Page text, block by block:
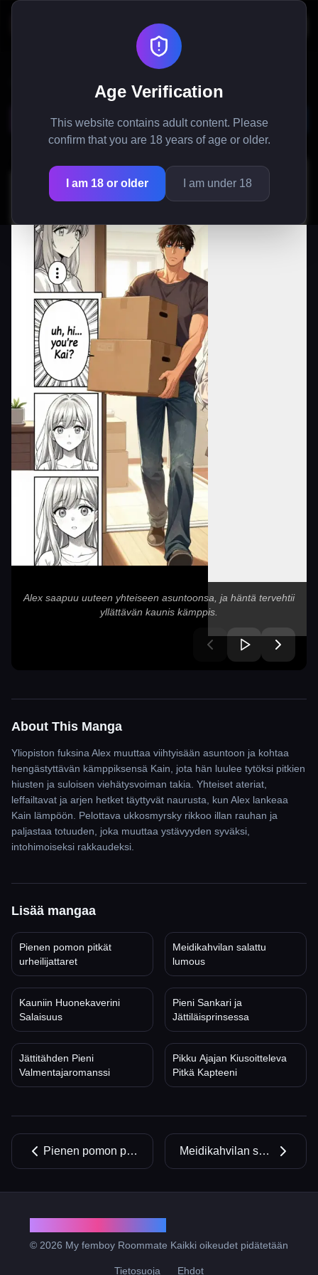
Age Verification
This website contains adult content. Please
confirm that you are 18 years of age or older.
I am 18 or older I am under 18
Kämppiksen Salainen Sydän
Alex saapuu uuteen yhteiseen asuntoonsa, ja häntä tervehtii
yllättävän kaunis kämppis.
About This Manga
Yliopiston fuksina Alex muuttaa viihtyisään asuntoon ja kohtaa
hengästyttävän kämppiksensä Kain, jota hän luulee tytöksi pitkien
hiusten ja suloisen viehätysvoiman takia. Yhteiset ateriat,
leffailtavat ja arjen hetket täyttyvät naurusta, kun Alex lankeaa
Kain lämpöön. Pelottava ukkosmyrsky rikkoo illan rauhan ja
paljastaa totuuden, joka muuttaa ystävyyden syväksi,
intohimoiseksi rakkaudeksi.
Lisää mangaa
Pienen pomon pitkät
urheilijattaret
Meidikahvilan salattu
lumous
Kauniin Huonekaverini
Salaisuus
Pieni Sankari ja
Jättiläisprinsessa
Jättitähden Pieni
Valmentajaromanssi
Pikku Ajajan Kiusoitteleva
Pitkä Kapteeni
Pienen pomon pitkät urheilijattaret Meidikahvilan salattu lumous
© 2026 My femboy Roommate Kaikki oikeudet pidätetään
Tietosuoja Ehdot